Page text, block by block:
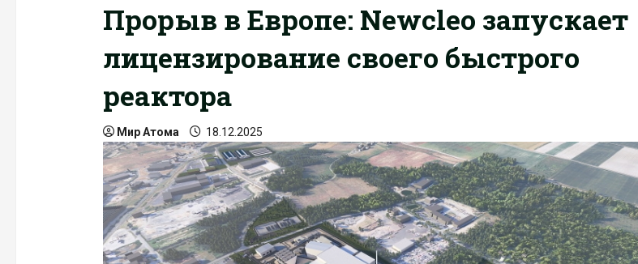
Прорыв в Европе: Newcleo запускает
лицензирование своего быстрого
реактора
Мир Атома 18.12.2025